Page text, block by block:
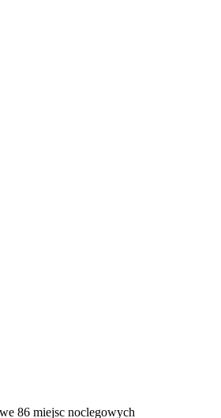
86 miejsc noclegowych